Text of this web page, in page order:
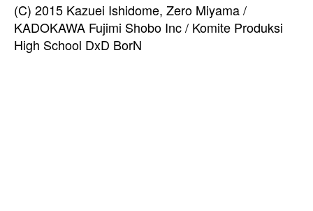
(C) 2015 Kazuei Ishidome, Zero Miyama /
KADOKAWA Fujimi Shobo Inc / Komite Produksi
High School DxD BorN